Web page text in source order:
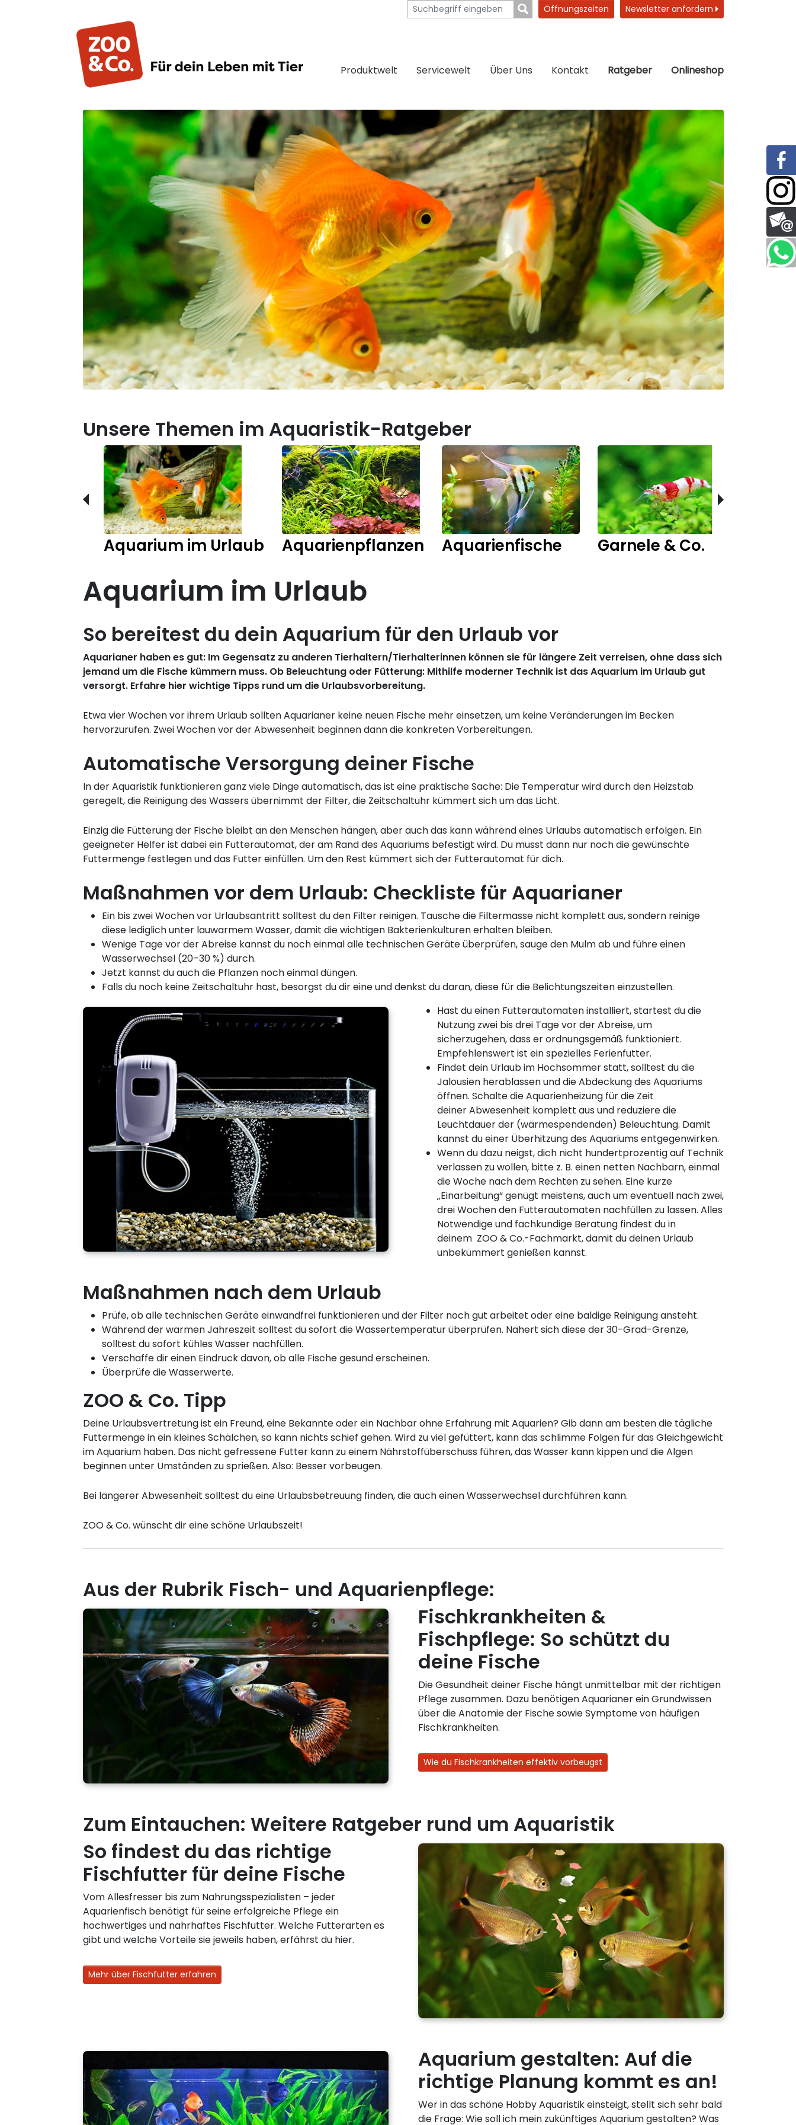
Öffnungszeiten Newsletter anfordern
Produktwelt Servicewelt Über Uns Kontakt Ratgeber Onlineshop
Unsere Themen im Aquaristik-Ratgeber
Aquarium im Urlaub Aquarienpflanzen Aquarienfische Garnele & Co.
Aquarium im Urlaub
So bereitest du dein Aquarium für den Urlaub vor
Aquarianer haben es gut: Im Gegensatz zu anderen Tierhaltern/Tierhalterinnen können sie für längere Zeit verreisen, ohne dass sich
jemand um die Fische kümmern muss. Ob Beleuchtung oder Fütterung: Mithilfe moderner Technik ist das Aquarium im Urlaub gut
versorgt. Erfahre hier wichtige Tipps rund um die Urlaubsvorbereitung.
Etwa vier Wochen vor ihrem Urlaub sollten Aquarianer keine neuen Fische mehr einsetzen, um keine Veränderungen im Becken
hervorzurufen. Zwei Wochen vor der Abwesenheit beginnen dann die konkreten Vorbereitungen.
Automatische Versorgung deiner Fische
In der Aquaristik funktionieren ganz viele Dinge automatisch, das ist eine praktische Sache: Die Temperatur wird durch den Heizstab
geregelt, die Reinigung des Wassers übernimmt der Filter, die Zeitschaltuhr kümmert sich um das Licht.
Einzig die Fütterung der Fische bleibt an den Menschen hängen, aber auch das kann während eines Urlaubs automatisch erfolgen. Ein
geeigneter Helfer ist dabei ein Futterautomat, der am Rand des Aquariums befestigt wird. Du musst dann nur noch die gewünschte
Futtermenge festlegen und das Futter einfüllen. Um den Rest kümmert sich der Futterautomat für dich.
Maßnahmen vor dem Urlaub: Checkliste für Aquarianer
Ein bis zwei Wochen vor Urlaubsantritt solltest du den Filter reinigen. Tausche die Filtermasse nicht komplett aus, sondern reinige
diese lediglich unter lauwarmem Wasser, damit die wichtigen Bakterienkulturen erhalten bleiben.
Wenige Tage vor der Abreise kannst du noch einmal alle technischen Geräte überprüfen, sauge den Mulm ab und führe einen
Wasserwechsel (20–30 %) durch.
Jetzt kannst du auch die Pflanzen noch einmal düngen.
Falls du noch keine Zeitschaltuhr hast, besorgst du dir eine und denkst du daran, diese für die Belichtungszeiten einzustellen.
Hast du einen Futterautomaten installiert, startest du die
Nutzung zwei bis drei Tage vor der Abreise, um
sicherzugehen, dass er ordnungsgemäß funktioniert.
Empfehlenswert ist ein spezielles Ferienfutter.
Findet dein Urlaub im Hochsommer statt, solltest du die
Jalousien herablassen und die Abdeckung des Aquariums
öffnen. Schalte die Aquarienheizung für die Zeit
deiner Abwesenheit komplett aus und reduziere die
Leuchtdauer der (wärmespendenden) Beleuchtung. Damit
kannst du einer Überhitzung des Aquariums entgegenwirken.
Wenn du dazu neigst, dich nicht hundertprozentig auf Technik
verlassen zu wollen, bitte z. B. einen netten Nachbarn, einmal
die Woche nach dem Rechten zu sehen. Eine kurze
„Einarbeitung“ genügt meistens, auch um eventuell nach zwei,
drei Wochen den Futterautomaten nachfüllen zu lassen. Alles
Notwendige und fachkundige Beratung findest du in
deinem ZOO & Co.-Fachmarkt, damit du deinen Urlaub
unbekümmert genießen kannst.
Maßnahmen nach dem Urlaub
Prüfe, ob alle technischen Geräte einwandfrei funktionieren und der Filter noch gut arbeitet oder eine baldige Reinigung ansteht.
Während der warmen Jahreszeit solltest du sofort die Wassertemperatur überprüfen. Nähert sich diese der 30-Grad-Grenze,
solltest du sofort kühles Wasser nachfüllen.
Verschaffe dir einen Eindruck davon, ob alle Fische gesund erscheinen.
Überprüfe die Wasserwerte.
ZOO & Co. Tipp
Deine Urlaubsvertretung ist ein Freund, eine Bekannte oder ein Nachbar ohne Erfahrung mit Aquarien? Gib dann am besten die tägliche
Futtermenge in ein kleines Schälchen, so kann nichts schief gehen. Wird zu viel gefüttert, kann das schlimme Folgen für das Gleichgewicht
im Aquarium haben. Das nicht gefressene Futter kann zu einem Nährstoffüberschuss führen, das Wasser kann kippen und die Algen
beginnen unter Umständen zu sprießen. Also: Besser vorbeugen.
Bei längerer Abwesenheit solltest du eine Urlaubsbetreuung finden, die auch einen Wasserwechsel durchführen kann.
ZOO & Co. wünscht dir eine schöne Urlaubszeit!
Aus der Rubrik Fisch- und Aquarienpflege:
Fischkrankheiten &
Fischpflege: So schützt du
deine Fische
Die Gesundheit deiner Fische hängt unmittelbar mit der richtigen
Pflege zusammen. Dazu benötigen Aquarianer ein Grundwissen
über die Anatomie der Fische sowie Symptome von häufigen
Fischkrankheiten.
Wie du Fischkrankheiten effektiv vorbeugst
Zum Eintauchen: Weitere Ratgeber rund um Aquaristik
So findest du das richtige
Fischfutter für deine Fische
Vom Allesfresser bis zum Nahrungsspezialisten – jeder
Aquarienfisch benötigt für seine erfolgreiche Pflege ein
hochwertiges und nahrhaftes Fischfutter. Welche Futterarten es
gibt und welche Vorteile sie jeweils haben, erfährst du hier.
Mehr über Fischfutter erfahren
Aquarium gestalten: Auf die
richtige Planung kommt es an!
Wer in das schöne Hobby Aquaristik einsteigt, stellt sich sehr bald
die Frage: Wie soll ich mein zukünftiges Aquarium gestalten? Was